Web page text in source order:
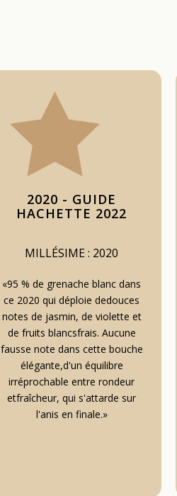
2020 - GUIDE
HACHETTE 2022
MILLÉSIME : 2020
«95 % de grenache blanc dans
ce 2020 qui déploie dedouces
notes de jasmin, de violette et
de fruits blancsfrais. Aucune
fausse note dans cette bouche
élégante,d'un équilibre
irréprochable entre rondeur
etfraîcheur, qui s'attarde sur
l'anis en finale.»